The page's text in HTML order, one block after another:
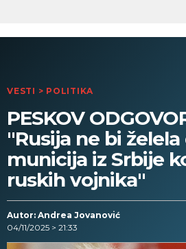
VESTI > POLITIKA
PESKOV
"Rusija ne bi želela
municija iz Srbije
ruskih vojnika"
Autor: Andrea Jovanović
04/11/2025 > 21:33